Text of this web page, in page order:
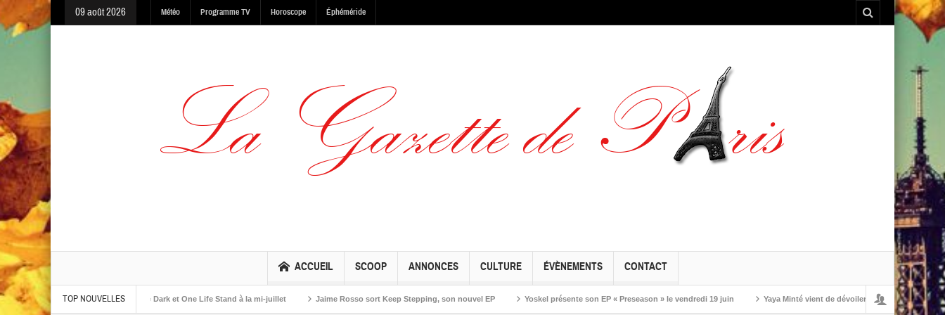
09 août 2026 Météo Programme TV Horoscope Éphéméride
ACCUEIL SCOOP ANNONCES CULTURE ÉVÈNEMENTS CONTACT
TOP NOUVELLES
The Warning, Made In The Dark et One Life Stand à la mi-juillet Jaime Rosso sort Keep Stepping, son nouvel EP Yoskel présente son EP « Preseason » le vendredi 19 juin Yaya Minté vient de dévoiler ‘So’, son premier album